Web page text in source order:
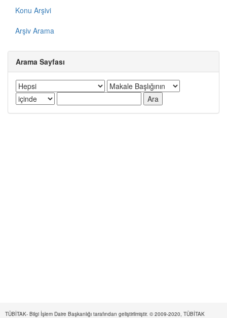
Konu Arşivi
Arşiv Arama
Arama Sayfası
TÜBİTAK- Bilgi İşlem Daire Başkanlığı tarafından geliştirilmiştir. © 2009-2020, TÜBİTAK